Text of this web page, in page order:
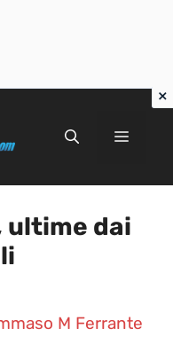
Menu
ultime dai
M Ferrante